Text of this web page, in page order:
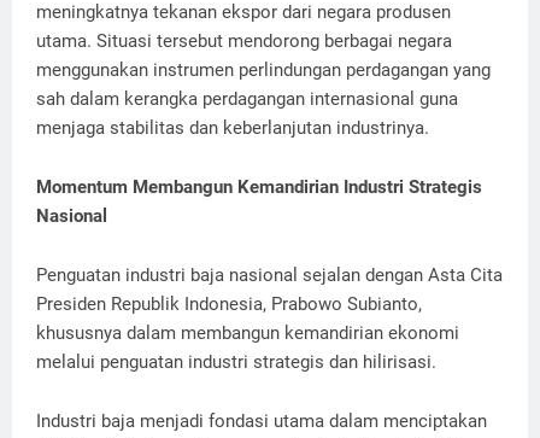
meningkatnya tekanan ekspor dari negara produsen
utama. Situasi tersebut mendorong berbagai negara
menggunakan instrumen perlindungan perdagangan yang
sah dalam kerangka perdagangan internasional guna
menjaga stabilitas dan keberlanjutan industrinya.
Momentum Membangun Kemandirian Industri Strategis
Nasional
Penguatan industri baja nasional sejalan dengan Asta Cita
Presiden Republik Indonesia, Prabowo Subianto,
khususnya dalam membangun kemandirian ekonomi
melalui penguatan industri strategis dan hilirisasi.
Industri baja menjadi fondasi utama dalam menciptakan